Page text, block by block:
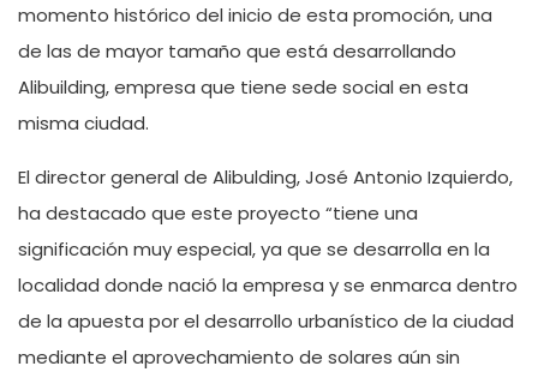
momento histórico del inicio de esta promoción, una
de las de mayor tamaño que está desarrollando
Alibuilding, empresa que tiene sede social en esta
misma ciudad.
El director general de Alibulding, José Antonio Izquierdo,
ha destacado que este proyecto “tiene una
significación muy especial, ya que se desarrolla en la
localidad donde nació la empresa y se enmarca dentro
de la apuesta por el desarrollo urbanístico de la ciudad
mediante el aprovechamiento de solares aún sin